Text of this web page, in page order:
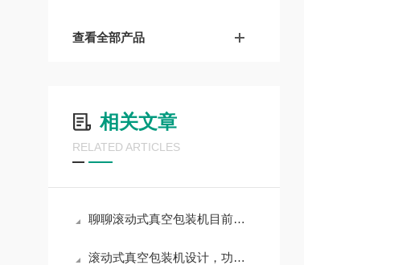
查看全部产品
相关文章
RELATED ARTICLES
聊聊滚动式真空包装机目前所存在的优缺点
滚动式真空包装机设计，功能齐全